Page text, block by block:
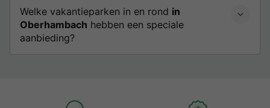
Welke vakantieparken in en rond in
Oberhambach hebben een speciale
aanbieding?